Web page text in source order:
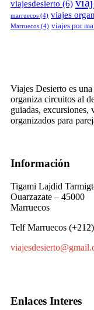
viajesdesierto (6)
marruecos (4) viajes
Marruecos (4) viajes por
Viajes Desierto es
organiza circuitos al
guiadas, excursiones,
organizados para
Información
Tigami Lajdid
Ouarzazate – 45000
Marruecos
Telf Marruecos
Enlaces Interes